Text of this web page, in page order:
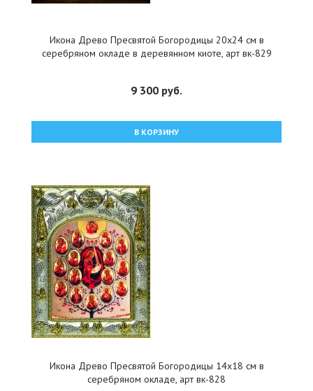
Икона Древо Пресвятой Богородицы 20x24 см в
серебряном окладе в деревянном киоте, арт вк-829
9 300 руб.
В КОРЗИНУ
Икона Древо Пресвятой Богородицы 14x18 см в
серебряном окладе, арт вк-828